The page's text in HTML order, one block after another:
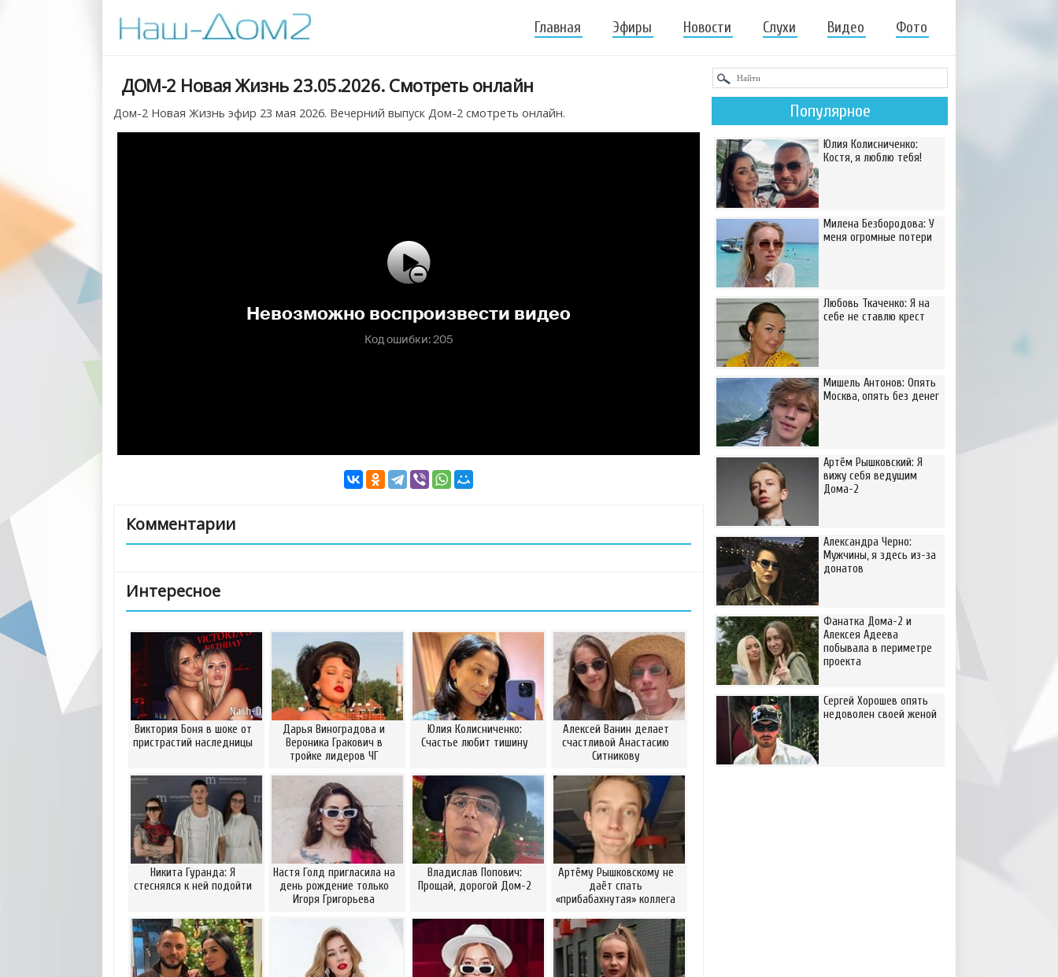
Главная Эфиры Новости Слухи Видео Фото
ДОМ-2 Новая Жизнь 23.05.2026. Смотреть онлайн
Дом-2 Новая Жизнь эфир 23 мая 2026. Вечерний выпуск Дом-2 смотреть онлайн.
Комментарии
Интересное
Виктория Боня в шоке от
пристрастий наследницы
Дарья Виноградова и
Вероника Гракович в
тройке лидеров ЧГ
Юлия Колисниченко:
Счастье любит тишину
Алексей Ванин делает
счастливой Анастасию
Ситникову
Никита Гуранда: Я
стеснялся к ней подойти
Настя Голд пригласила на
день рождение только
Игоря Григорьева
Владислав Попович:
Прощай, дорогой Дом-2
Артёму Рышковскому не
даёт спать
«прибабахнутая» коллега
Популярное
Юлия Колисниченко:
Костя, я люблю тебя!
Милена Безбородова: У
меня огромные потери
Любовь Ткаченко: Я на
себе не ставлю крест
Мишель Антонов: Опять
Москва, опять без денег
Артём Рышковский: Я
вижу себя ведущим
Дома-2
Александра Черно:
Мужчины, я здесь из-за
донатов
Фанатка Дома-2 и
Алексея Адеева
побывала в периметре
проекта
Сергей Хорошев опять
недоволен своей женой